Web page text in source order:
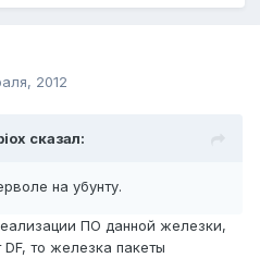
2012
сказал:
на убунту.
ПО данной железки,
то железка пакеты